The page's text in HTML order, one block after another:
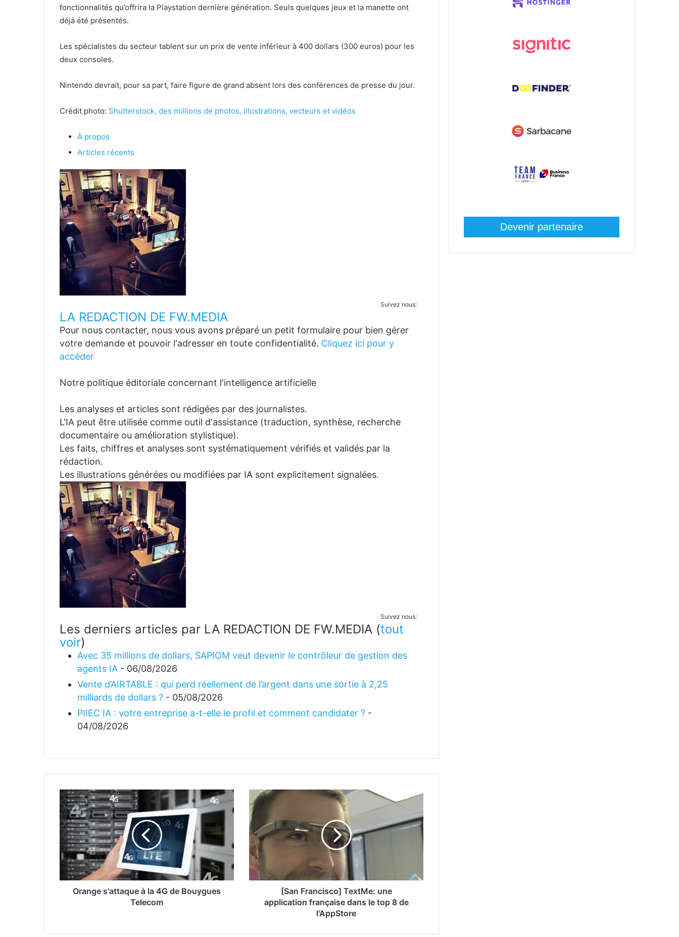
fonctionnalités qu’offrira la Playstation dernière génération. Seuls quelques jeux et la manette ont
déjà été présentés.
Les spécialistes du secteur tablent sur un prix de vente inférieur à 400 dollars (300 euros) pour les
deux consoles.
Nintendo devrait, pour sa part, faire figure de grand absent lors des conférences de presse du jour.
Crédit photo: Shutterstock, des millions de photos, illustrations, vecteurs et vidéos
À propos
Articles récents
Suivez nous:
LA REDACTION DE FW.MEDIA
Pour nous contacter, nous vous avons préparé un petit formulaire pour bien gérer
votre demande et pouvoir l'adresser en toute confidentialité. Cliquez ici pour y
accéder
Notre politique éditoriale concernant l'intelligence artificielle
Les analyses et articles sont rédigées par des journalistes.
L'IA peut être utilisée comme outil d'assistance (traduction, synthèse, recherche
documentaire ou amélioration stylistique).
Les faits, chiffres et analyses sont systématiquement vérifiés et validés par la
rédaction.
Les illustrations générées ou modifiées par IA sont explicitement signalées.
Suivez nous:
Les derniers articles par LA REDACTION DE FW.MEDIA (tout
voir)
Avec 35 millions de dollars, SAPIOM veut devenir le contrôleur de gestion des
agents IA - 06/08/2026
Vente d’AIRTABLE : qui perd réellement de l’argent dans une sortie à 2,25
milliards de dollars ? - 05/08/2026
PIIEC IA : votre entreprise a-t-elle le profil et comment candidater ? -
04/08/2026
Orange s'attaque à la 4G de Bouygues
Telecom
[San Francisco] TextMe: une
application française dans le top 8 de
l'AppStore
Devenir partenaire